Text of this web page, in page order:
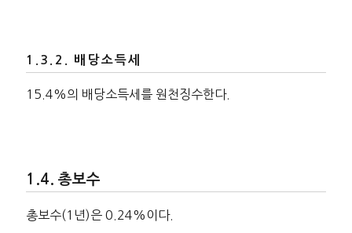
배당소득세
15.4%의 배당소득세를 원천징수한다.
총보수
총보수(1년)은 0.24%이다.